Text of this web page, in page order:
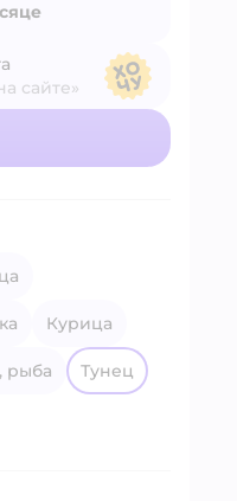
сайте»
курица
рыба тунец